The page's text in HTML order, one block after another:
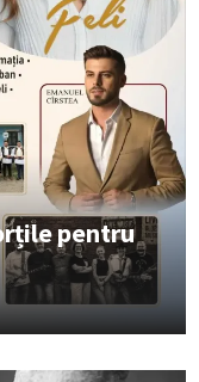
pentru